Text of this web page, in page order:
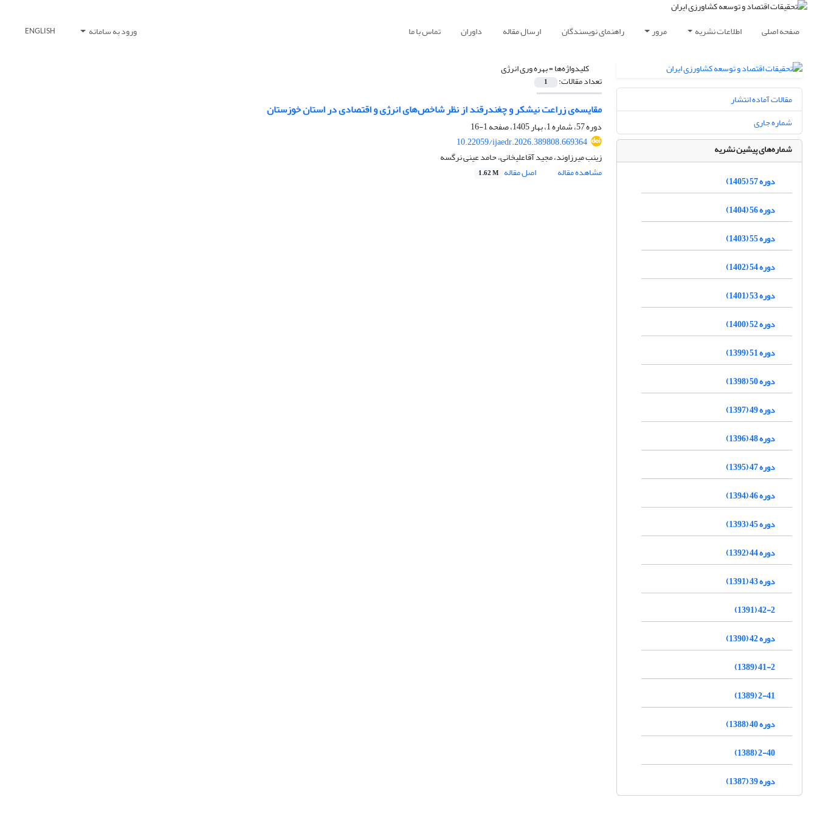
صفحه اصلی اطلاعات نشریه مرور راهنمای نویسندگان ارسال مقاله داوران تماس با ما ورود به سامانه ENGLISH
کلیدواژه‌ها =بهره وری انرژی
تعداد مقالات: 1
مقایسه‌ی زراعت نیشکر و چغندرقند از نظر شاخص‌های انرژی و اقتصادی در استان خوزستان
دوره 57، شماره 1، بهار 1405، صفحه
1-16
10.22059/ijaedr.2026.389808.669364
زینب میرزاوند، مجید آقاعلیخانی، حامد عینی نرگسه
مشاهده مقاله
اصل مقاله 1.62 M
مقالات آماده انتشار
شماره جاری
شماره‌های پیشین نشریه
دوره 57 (1405)
دوره 56 (1404)
دوره 55 (1403)
دوره 54 (1402)
دوره 53 (1401)
دوره 52 (1400)
دوره 51 (1399)
دوره 50 (1398)
دوره 49 (1397)
دوره 48 (1396)
دوره 47 (1395)
دوره 46 (1394)
دوره 45 (1393)
دوره 44 (1392)
دوره 43 (1391)
42-2 (1391)
دوره 42 (1390)
41-2 (1389)
2-41 (1389)
دوره 40 (1388)
2-40 (1388)
دوره 39 (1387)